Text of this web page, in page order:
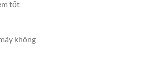
tốt
không